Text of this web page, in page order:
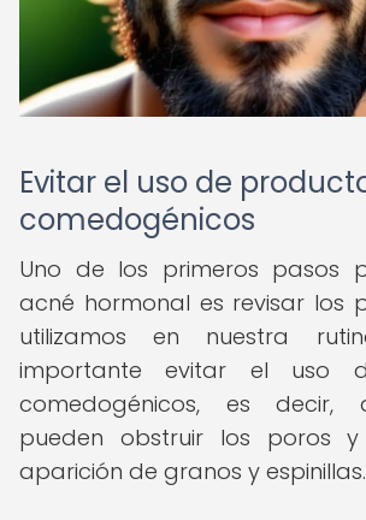
Evitar el uso de
comedogénicos
Uno de los primeros pasos
acné hormonal es revisar los
utilizamos en nuestra
importante evitar el uso
comedogénicos, es decir,
pueden obstruir los poros
aparición de granos y espinillas.